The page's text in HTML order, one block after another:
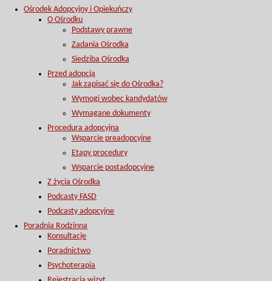
Ośrodek Adopcyjny i Opiekuńczy
O Ośrodku
Podstawy prawne
Zadania Ośrodka
Siedziba Ośrodka
Przed adopcją
Jak zapisać się do Ośrodka?
Wymogi wobec kandydatów
Wymagane dokumenty
Procedura adopcyjna
Wsparcie preadopcyjne
Etapy procedury
Wsparcie postadopcyjne
Z życia Ośrodka
Podcasty FASD
Podcasty adopcyjne
Poradnia Rodzinna
Konsultacje
Poradnictwo
Psychoterapia